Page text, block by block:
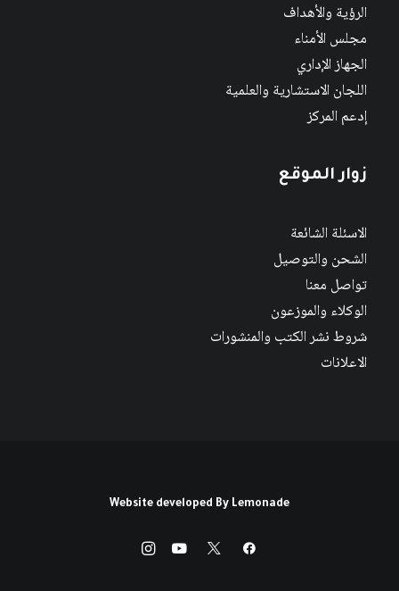
الرؤية والأهداف
مجلس الأمناء
الجهاز الإداري
اللجان الاستشارية والعلمية
إدعم المركز
زوار الموقع
الاسئلة الشائعة
الشحن والتوصيل
تواصل معنا
الوكلاء والموزعون
شروط نشر الكتب والمنشورات
الاعلانات
Website developed By Lemonade